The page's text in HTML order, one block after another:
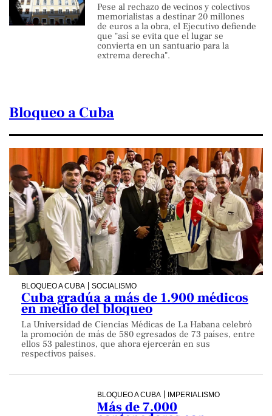
Pese al rechazo de vecinos y colectivos
memorialistas a destinar 20 millones
de euros a la obra, el Ejecutivo defiende
que "así se evita que el lugar se
convierta en un santuario para la
extrema derecha".
Bloqueo a Cuba
BLOQUEO A CUBA SOCIALISMO
Cuba gradúa a más de 1.900 médicos
en medio del bloqueo
La Universidad de Ciencias Médicas de La Habana celebró
la promoción de más de 580 egresados de 73 países, entre
ellos 53 palestinos, que ahora ejercerán en sus
respectivos países.
BLOQUEO A CUBA IMPERIALISMO
Más de 7.000